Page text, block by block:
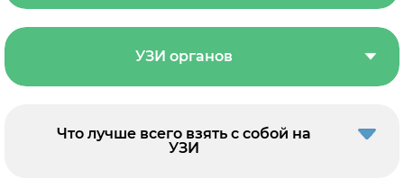
УЗИ органов
Что лучше всего взять с собой на
УЗИ